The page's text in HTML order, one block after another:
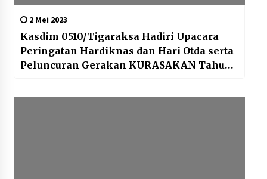
2 Mei 2023
Kasdim 0510/Tigaraksa Hadiri Upacara
Peringatan Hardiknas dan Hari Otda serta
Peluncuran Gerakan KURASAKAN Tahun